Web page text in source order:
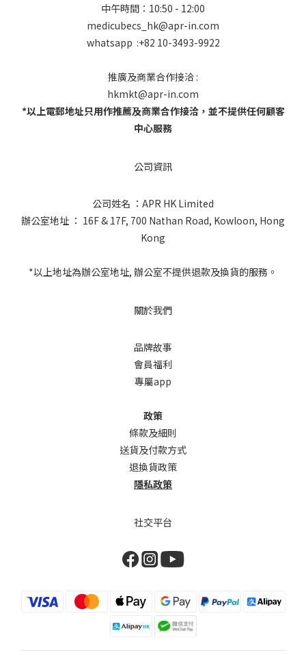
中午時間：10:50 - 12:00
medicubecs_hk@apr-in.com
whatsapp :+82 10-3493-9922
推廣及商業合作接洽 :
hkmkt@apr-in.com
*以上電郵地址只用作推薦及商業合作接洽，並不提供任何顧客
中心服務
公司資訊
公司姓名 ：APR HK Limited
辦公室地址 ： 16F & 17F, 700 Nathan Road, Kowloon, Hong
Kong
*以上地址為辦公室地址, 辦公室不提供退款及換貨的服務。
關於我們
品牌故事
會員福利
專屬app
政策
條款及細則
送貨及付款方式
退換貨政策
隱私政策
社交平台